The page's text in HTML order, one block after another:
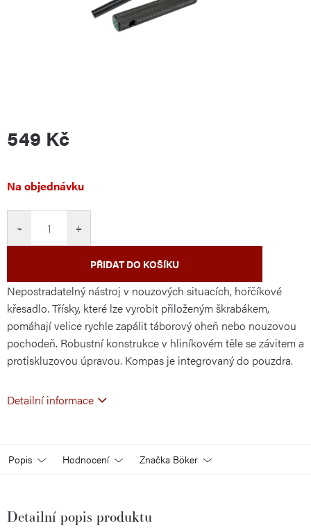
549 Kč
Měrná
Na objednávku
+
−
PŘIDAT DO KOŠÍKU
Nepostradatelný nástroj v nouzových situacích, hořčíkové
křesadlo. Třísky, které lze vyrobit přiloženým škrabákem,
pomáhají velice rychle zapálit táborový oheň nebo nouzovou
pochodeň. Robustní konstrukce v hliníkovém těle se závitem a
protiskluzovou úpravou. Kompas je integrovaný do pouzdra.
Detailní informace
Popis Hodnocení Značka Böker
Detailní popis produktu